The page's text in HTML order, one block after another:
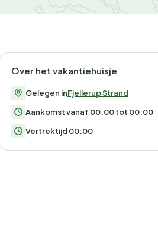
Over het vakantiehuisje
Gelegen inFjellerup Strand
Aankomst vanaf 00:00 tot 00:00
Vertrektijd 00:00